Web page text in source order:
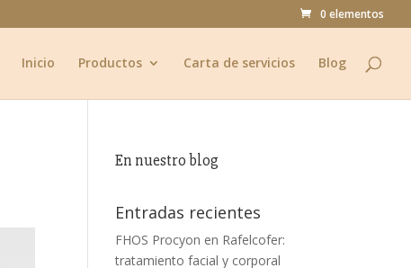
0 elementos
Inicio Productos Carta de servicios Blog
En nuestro blog
Entradas recientes
FHOS Procyon en Rafelcofer:
tratamiento facial y corporal